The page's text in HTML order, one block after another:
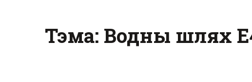
Тэма: Водны шлях